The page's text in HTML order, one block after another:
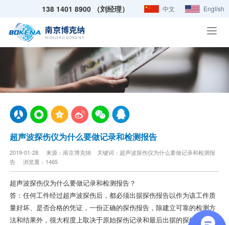
English
中文
138 1401 8900 （刘经理）
超声波探伤仪为什么要做记录和检测报告
2019-01-28 来源：南京博克纳 关键词：超声波探伤仪为什么要做记录和检测报
告 浏览量：1465
超声波探伤仪为什么要做记录和检测报告？
答：任何工件经过超声波探伤后，都必须出据探伤报告以作为该工件质
量好坏、是否合格的凭证，一份正确的探伤报告，除建立可靠的检测方
法和结果外，很大程度上取决于原始探伤记录和最后出据的探伤报告是